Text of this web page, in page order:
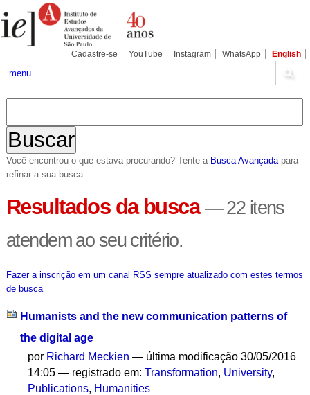
para
conteúdo.
Pessoais
Cadastre-se YouTube Instagram WhatsApp English
menu
Você encontrou o que estava procurando? Tente a Busca Avançada para
refinar a sua busca.
Resultados da busca —22 itens
atendem ao seu critério.
Fazer a inscrição em um canal RSS sempre atualizado com estes termos
de busca
Humanists and the new communication patterns of
the digital age
por Richard Meckien — última modificação 30/05/2016
14:05— registrado em:Transformation, University,
Publications, Humanities